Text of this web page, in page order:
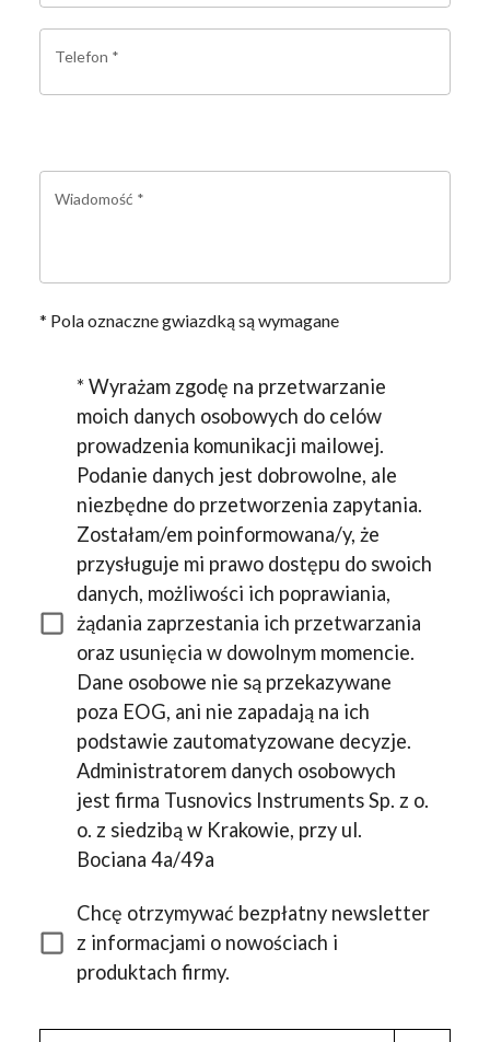
Telefon *
Wiadomość *
* Pola oznaczne gwiazdką są wymagane
* Wyrażam zgodę na przetwarzanie
moich danych osobowych do celów
prowadzenia komunikacji mailowej.
Podanie danych jest dobrowolne, ale
niezbędne do przetworzenia zapytania.
Zostałam/em poinformowana/y, że
przysługuje mi prawo dostępu do swoich
danych, możliwości ich poprawiania,
żądania zaprzestania ich przetwarzania
oraz usunięcia w dowolnym momencie.
Dane osobowe nie są przekazywane
poza EOG, ani nie zapadają na ich
podstawie zautomatyzowane decyzje.
Administratorem danych osobowych
jest firma Tusnovics Instruments Sp. z o.
o. z siedzibą w Krakowie, przy ul.
Bociana 4a/49a
Chcę otrzymywać bezpłatny newsletter
z informacjami o nowościach i
produktach firmy.